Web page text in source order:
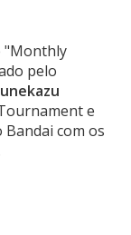
"Monthly
pelo
e
Bandai com os